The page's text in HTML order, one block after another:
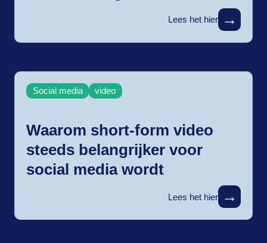
Lees het hier →
Social media video
Waarom short-form video
steeds belangrijker voor
social media wordt
Lees het hier →